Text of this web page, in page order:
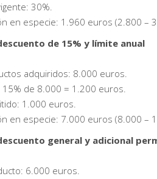
30%.
en especie: 1.960 euros (2.800 –
de 15% y límite anual
adquiridos: 8.000 euros.
15% de 8.000 = 1.200 euros.
1.000 euros.
en especie: 7.000 euros (8.000 –
general y adicional
6.000 euros.